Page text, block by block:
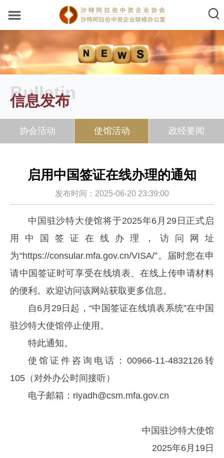
Bulletin
信息发布
协会活动 使馆活动 政经要闻
启用中国签证在线办理的通知
发布时间：2025-06-20 23:39:00
中国驻沙特大使馆将于2025年6月29日正式启
用中国签证在线办理，访问网址
为“https://consular.mfa.gov.cn/VISA/”。届时您在申
请中国签证时可享受在线填表、在线上传申请材料
的便利。欢迎访问该网站获取更多信息。
自6月29日起，“中国签证在线填表系统”在中国
驻沙特大使馆停止使用。
特此通知。
使馆证件咨询电话：00966-11-4832126转
105（对外办公时间接听）
电子邮箱：riyadh@csm.mfa.gov.cn
中国驻沙特大使馆
2025年6月19日